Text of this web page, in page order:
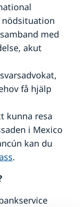
Mexiko
i Mexiko
med
akut
få hjälp
kunna resa
i Mexico
kan du
.